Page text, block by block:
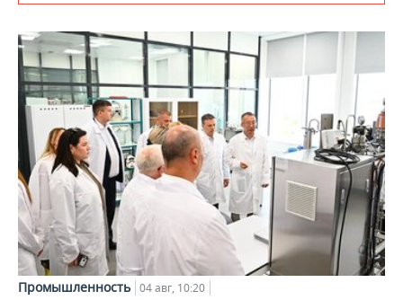
Промышленность 04 авг, 10:20